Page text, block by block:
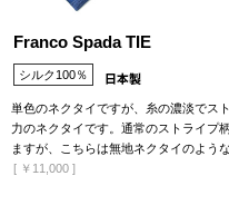
Franco Spada TIE
シルク100％
単色のネクタイですが、糸の濃淡でス
力のネクタイです。通常のストライプ
ますが、こちらは無地ネクタイのよう
[ ￥11,000 ]